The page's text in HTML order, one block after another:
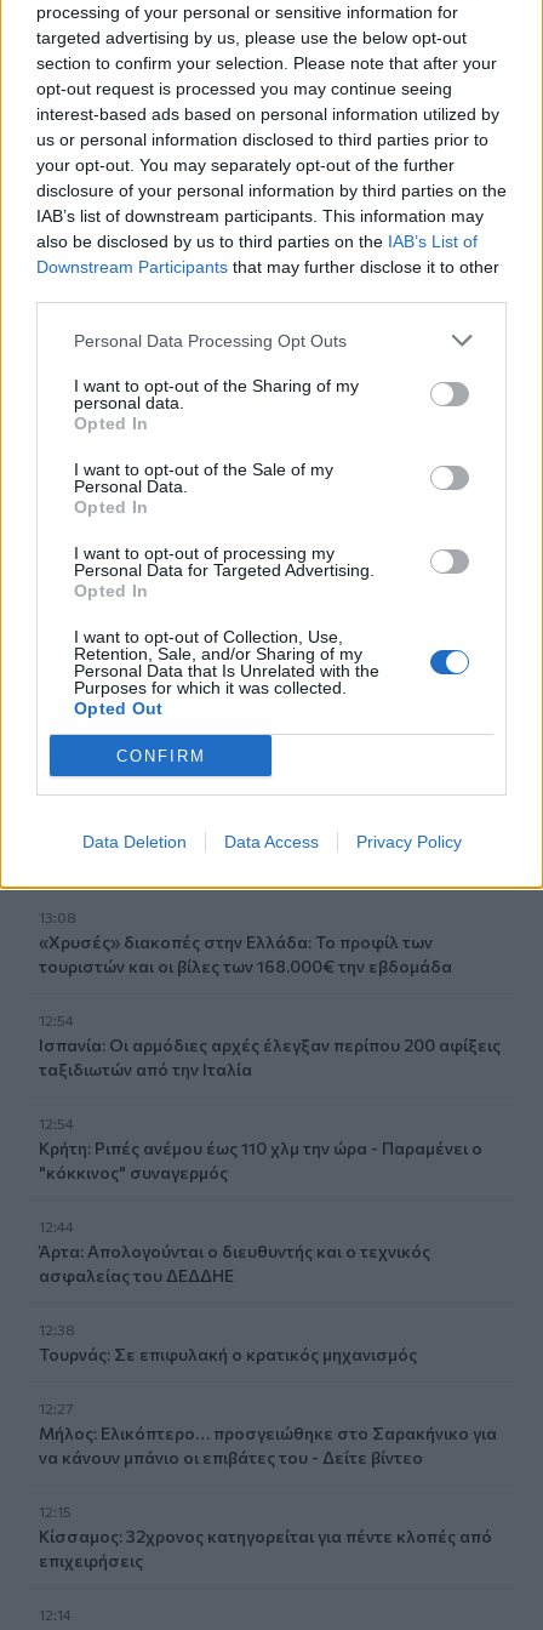
processing of your personal or sensitive information for
targeted advertising by us, please use the below opt-out
section to confirm your selection. Please note that after your
opt-out request is processed you may continue seeing
interest-based ads based on personal information utilized by
us or personal information disclosed to third parties prior to
your opt-out. You may separately opt-out of the further
disclosure of your personal information by third parties on the
IAB’s list of downstream participants. This information may
also be disclosed by us to third parties on the IAB’s List of
Downstream Participants that may further disclose it to other
Personal Data Processing Opt Outs
I want to opt-out of the Sharing of my
personal data.
Opted In
I want to opt-out of the Sale of my
Personal Data.
Opted In
I want to opt-out of processing my
Personal Data for Targeted Advertising.
Opted In
I want to opt-out of Collection, Use,
Retention, Sale, and/or Sharing of my
Personal Data that Is Unrelated with the
Purposes for which it was collected.
Opted Out
CONFIRM
Data Deletion Data Access Privacy Policy
τον έναν νεκρό
Σελιδοποίηση
Προηγούμενη σελίδα
Current page
1 Next page
Ροή ειδήσεων Δημοφιλή
πεθάνει, παρά την αποκαθήλωση
Σε ετοιμότητα η πυροσβεστική στη Λέσβο
Κρήτη: Και την Δευτέρα (10/08) πολύ υψηλός ο κίνδυνος
πυρκαγιάς
Σκιάθος: Ανήλικος κατήγγειλε 17χρονο για βιασμό
«Kinda chic»: Ποιο είναι το νέο τρεντ της Gen Z που έχει
κατακλύσει τα Social Media
Λουτράκι: Νεκρός δίπλα σε κάδο σκουπιδιών
13:08
«Χρυσές» διακοπές στην Ελλάδα: Το προφίλ των
τουριστών και οι βίλες των 168.000€ την εβδομάδα
12:54
Ισπανία: Οι αρμόδιες αρχές έλεγξαν περίπου 200 αφίξεις
ταξιδιωτών από την Ιταλία
12:54
Κρήτη: Ριπές ανέμου έως 110 χλμ την ώρα - Παραμένει ο
"κόκκινος" συναγερμός
12:44
Άρτα: Απολογούνται ο διευθυντής και ο τεχνικός
ασφαλείας του ΔΕΔΔΗΕ
12:38
Τουρνάς: Σε επιφυλακή ο κρατικός μηχανισμός
12:27
Μήλος: Ελικόπτερο… προσγειώθηκε στο Σαρακήνικο για
να κάνουν μπάνιο οι επιβάτες του - Δείτε βίντεο
12:15
Κίσσαμος: 32χρονος κατηγορείται για πέντε κλοπές από
επιχειρήσεις
12:14